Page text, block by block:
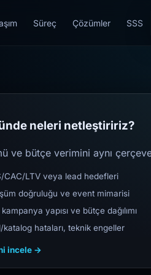
Süreç Çözümler SSS
neleri netleştiririz?
ve bütçe verimini aynı
CAC/LTV veya lead hedefleri
doğruluğu ve event mimarisi
kampanya yapısı ve bütçe dağılımı
katalog hataları, teknik engeller
incele →